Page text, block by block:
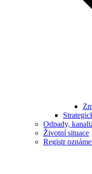
Odpady,
Životní situace
Registr